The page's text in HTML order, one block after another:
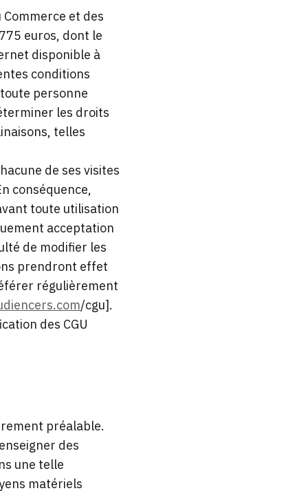
et des
euros, dont le
disponible à
conditions
personne
les droits
telles
de ses visites
conséquence,
toute utilisation
acceptation
de modifier les
prendront effet
régulièrement
/cgu].
des CGU
préalable.
des
une telle
matériels